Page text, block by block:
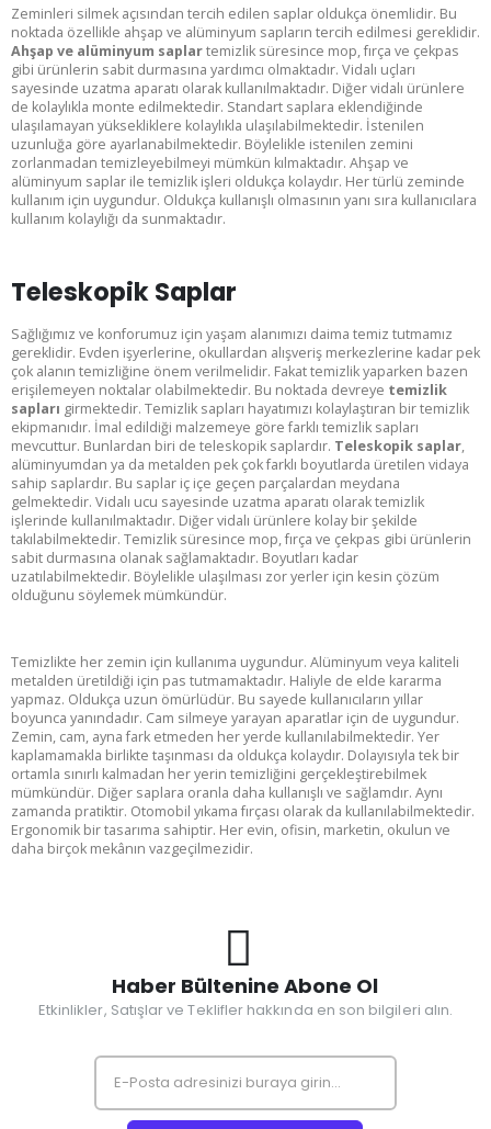
Zeminleri silmek açısından tercih edilen saplar oldukça önemlidir. Bu
noktada özellikle ahşap ve alüminyum sapların tercih edilmesi gereklidir.
Ahşap ve alüminyum saplartemizlik süresince mop, fırça ve çekpas
gibi ürünlerin sabit durmasına yardımcı olmaktadır. Vidalı uçları
sayesinde uzatma aparatı olarak kullanılmaktadır. Diğer vidalı ürünlere
de kolaylıkla monte edilmektedir. Standart saplara eklendiğinde
ulaşılamayan yüksekliklere kolaylıkla ulaşılabilmektedir. İstenilen
uzunluğa göre ayarlanabilmektedir. Böylelikle istenilen zemini
zorlanmadan temizleyebilmeyi mümkün kılmaktadır. Ahşap ve
alüminyum saplar ile temizlik işleri oldukça kolaydır. Her türlü zeminde
kullanım için uygundur. Oldukça kullanışlı olmasının yanı sıra kullanıcılara
kullanım kolaylığı da sunmaktadır.
Teleskopik Saplar
Sağlığımız ve konforumuz için yaşam alanımızı daima temiz tutmamız
gereklidir. Evden işyerlerine, okullardan alışveriş merkezlerine kadar pek
çok alanın temizliğine önem verilmelidir. Fakat temizlik yaparken bazen
erişilemeyen noktalar olabilmektedir. Bu noktada devreye temizlik
sapları girmektedir. Temizlik sapları hayatımızı kolaylaştıran bir temizlik
ekipmanıdır. İmal edildiği malzemeye göre farklı temizlik sapları
mevcuttur. Bunlardan biri de teleskopik saplardır. Teleskopik saplar,
alüminyumdan ya da metalden pek çok farklı boyutlarda üretilen vidaya
sahip saplardır. Bu saplar iç içe geçen parçalardan meydana
gelmektedir. Vidalı ucu sayesinde uzatma aparatı olarak temizlik
işlerinde kullanılmaktadır. Diğer vidalı ürünlere kolay bir şekilde
takılabilmektedir. Temizlik süresince mop, fırça ve çekpas gibi ürünlerin
sabit durmasına olanak sağlamaktadır. Boyutları kadar
uzatılabilmektedir. Böylelikle ulaşılması zor yerler için kesin çözüm
olduğunu söylemek mümkündür.
Temizlikte her zemin için kullanıma uygundur. Alüminyum veya kaliteli
metalden üretildiği için pas tutmamaktadır. Haliyle de elde kararma
yapmaz. Oldukça uzun ömürlüdür. Bu sayede kullanıcıların yıllar
boyunca yanındadır. Cam silmeye yarayan aparatlar için de uygundur.
Zemin, cam, ayna fark etmeden her yerde kullanılabilmektedir. Yer
kaplamamakla birlikte taşınması da oldukça kolaydır. Dolayısıyla tek bir
ortamla sınırlı kalmadan her yerin temizliğini gerçekleştirebilmek
mümkündür. Diğer saplara oranla daha kullanışlı ve sağlamdır. Aynı
zamanda pratiktir. Otomobil yıkama fırçası olarak da kullanılabilmektedir.
Ergonomik bir tasarıma sahiptir. Her evin, ofisin, marketin, okulun ve
daha birçok mekânın vazgeçilmezidir.
Haber Bültenine Abone Ol
Etkinlikler, Satışlar ve Teklifler hakkında en son bilgileri alın.